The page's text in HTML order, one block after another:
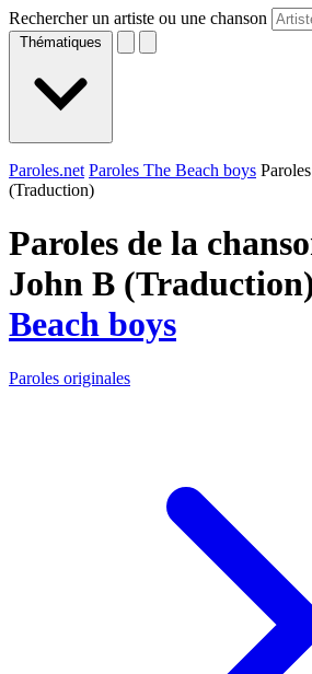
Rechercher un artiste ou une chanson
Thématiques
Paroles.net Paroles The Beach boys
(Traduction)
Paroles de la
John B
Beach boys
Paroles originales